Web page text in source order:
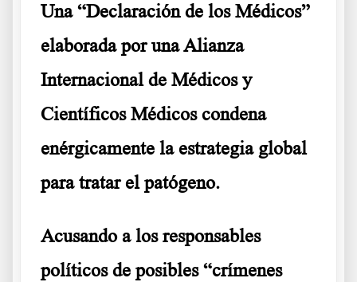
Una “Declaración de los Médicos”
elaborada por una Alianza
Internacional de Médicos y
Científicos Médicos condena
enérgicamente la estrategia global
para tratar el patógeno.
Acusando a los responsables
políticos de posibles “crímenes